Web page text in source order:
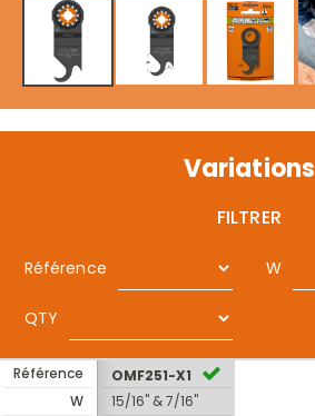
Variations
FILTRER
Référence W
QTY
Référence
W
OMF251-X1
15/16" & 7/16"